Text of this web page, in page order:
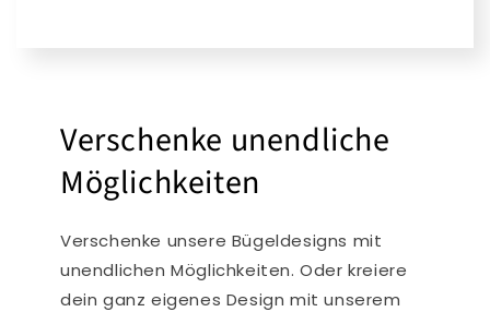
Verschenke unendliche
Möglichkeiten
Verschenke unsere Bügeldesigns mit
unendlichen Möglichkeiten. Oder kreiere
dein ganz eigenes Design mit unserem